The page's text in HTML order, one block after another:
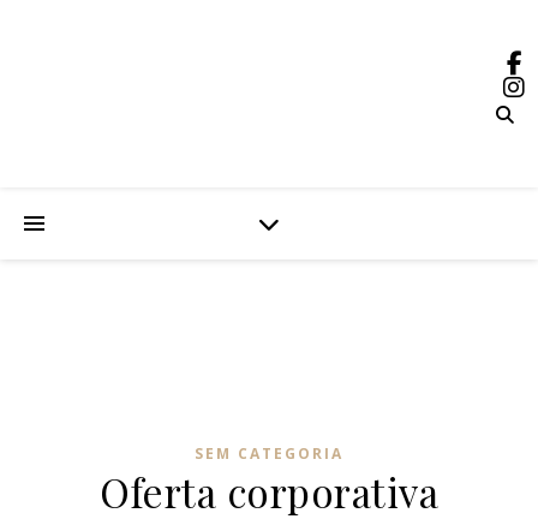
SEM CATEGORIA
Oferta corporativa